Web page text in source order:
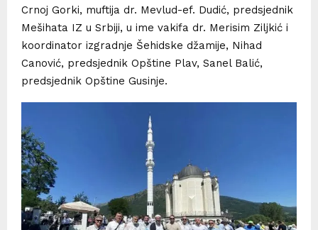
Crnoj Gorki, muftija dr. Mevlud-ef. Dudić, predsjednik
Mešihata IZ u Srbiji, u ime vakifa dr. Merisim Ziljkić i
koordinator izgradnje Šehidske džamije, Nihad
Canović, predsjednik Opštine Plav, Sanel Balić,
predsjednik Opštine Gusinje.